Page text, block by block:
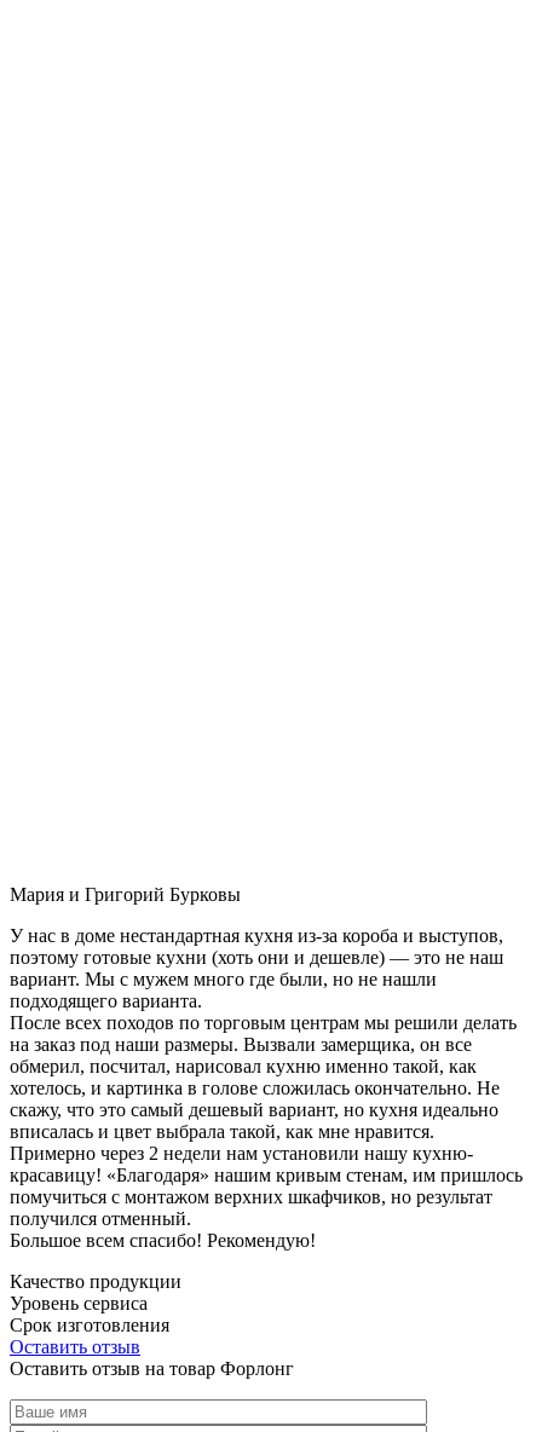
Мария и Григорий Бурковы
У нас в доме нестандартная кухня из-за короба и выступов,
поэтому готовые кухни (хоть они и дешевле) — это не наш
вариант. Мы с мужем много где были, но не нашли
подходящего варианта.
После всех походов по торговым центрам мы решили делать
на заказ под наши размеры. Вызвали замерщика, он все
обмерил, посчитал, нарисовал кухню именно такой, как
хотелось, и картинка в голове сложилась окончательно. Не
скажу, что это самый дешевый вариант, но кухня идеально
вписалась и цвет выбрала такой, как мне нравится.
Примерно через 2 недели нам установили нашу кухню-
красавицу! «Благодаря» нашим кривым стенам, им пришлось
помучиться с монтажом верхних шкафчиков, но результат
получился отменный.
Большое всем спасибо! Рекомендую!
Качество продукции
Уровень сервиса
Срок изготовления
Оставить отзыв
Оставить отзыв на товар Форлонг